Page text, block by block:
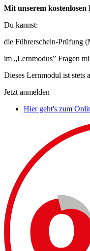
Mit unserem
Du kannst:
die Führerschein-Prüfung
im „Lernmodus” Fragen
Dieses Lernmodul ist stets
Jetzt anmelden
Hier geht's zum